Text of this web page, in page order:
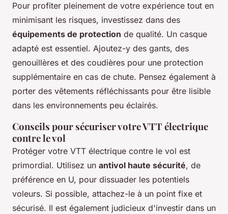
Pour profiter pleinement de votre expérience tout en
minimisant les risques, investissez dans des
équipements de protection de qualité. Un casque
adapté est essentiel. Ajoutez-y des gants, des
genouillères et des coudières pour une protection
supplémentaire en cas de chute. Pensez également à
porter des vêtements réfléchissants pour être lisible
dans les environnements peu éclairés.
Conseils pour sécuriser votre VTT électrique
contre le vol
Protéger votre VTT électrique contre le vol est
primordial. Utilisez un antivol haute sécurité, de
préférence en U, pour dissuader les potentiels
voleurs. Si possible, attachez-le à un point fixe et
sécurisé. Il est également judicieux d'investir dans un